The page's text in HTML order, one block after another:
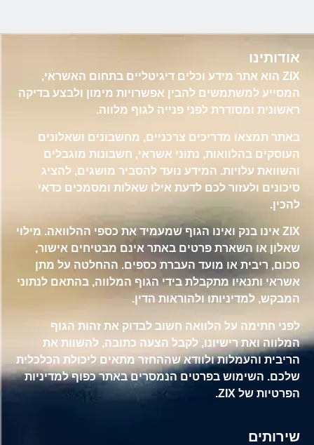
אודותינו
ZIX הוא אתר מידע וכלים דיגיטליים בתחום האשראי,
המסייע למשתמשים להבין אפשרויות מימון ולבצע בדיקה
ראשונית ומסודרת לפני פנייה לגוף מלווה.
באתר תמצאו מדריכים צרכניים, מחשבונים ושאלונים
העוסקים בהלוואות, נתוני אשראי, חשבונות מוגבלים
והשוואת עלויות. המידע נועד להסביר מושגים, להציג
סיכונים ולעזור לכם לדעת אילו שאלות ומסמכים כדאי
להכין.
ZIX אינו בנק ואינו הגוף שמעמיד את כספי ההלוואה. מילוי
שאלון או השארת פרטים באתר אינם מבטיחים אישור,
סכום, ריבית או מועד העברת כספים. ההחלטה על מתן
אשראי ותנאיו מתקבלת בידי הגוף המלווה, בהתאם לנתוני
המבקש, למדיניותו ולהוראות הדין.
לפני חתימה על הלוואה חשוב לבדוק את זהות הגוף
המלווה ואת רישיונו, לקבל הצעה כתובה, להשוות את
הריבית והעמלות ולוודא שההחזר מתאים ליכולת הכלכלית
שלכם. השימוש בפרטים הנמסרים באתר כפוף למדיניות
הפרטיות של ZIX.
שירותים